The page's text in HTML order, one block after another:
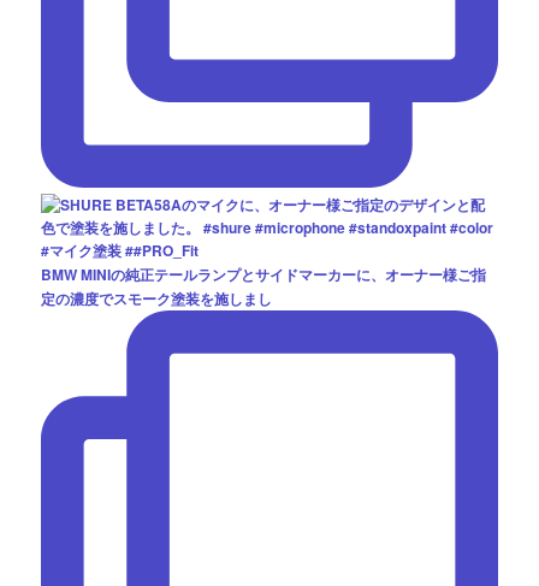
BMW MINIの純正テールランプとサイドマーカーに、オーナー様ご指
定の濃度でスモーク塗装を施しまし